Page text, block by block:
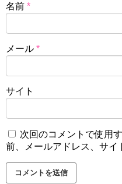
名前 *
メール *
サイト
次回のコメントで使用
前、メールアドレス、サイ